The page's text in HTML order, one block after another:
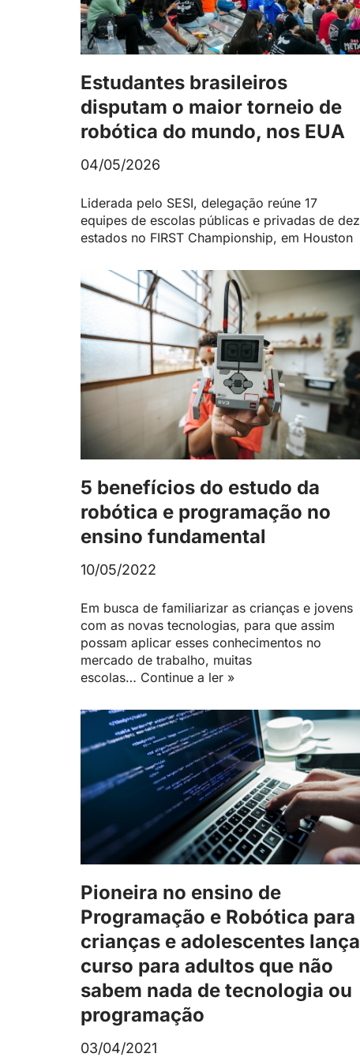
Estudantes brasileiros
disputam o maior torneio de
robótica do mundo, nos EUA
04/05/2026
Liderada pelo SESI, delegação reúne 17
equipes de escolas públicas e privadas de dez
estados no FIRST Championship, em Houston
5 benefícios do estudo da
robótica e programação no
ensino fundamental
10/05/2022
Em busca de familiarizar as crianças e jovens
com as novas tecnologias, para que assim
possam aplicar esses conhecimentos no
mercado de trabalho, muitas
escolas… Continue a ler »
Pioneira no ensino de
Programação e Robótica para
crianças e adolescentes lança
curso para adultos que não
sabem nada de tecnologia ou
programação
03/04/2021